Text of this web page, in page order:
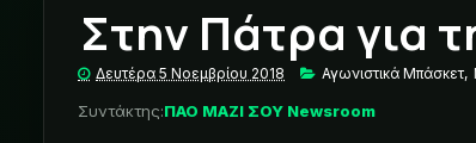
Στην Πάτρα για
Δευτέρα 5 Νοεμβρίου 2018 Αγωνιστικά Μπάσκετ,
Συντάκτης:ΠΑΟ ΜΑΖΙ ΣΟΥ Newsroom